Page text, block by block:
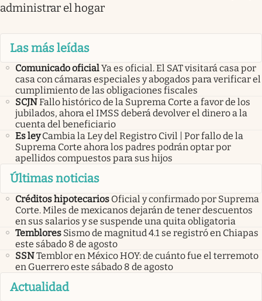
administrar el hogar
Las más leídas
Comunicado oficialYa es oficial. El SAT visitará casa por
casa con cámaras especiales y abogados para verificar el
cumplimiento de las obligaciones fiscales
SCJNFallo histórico de la Suprema Corte a favor de los
jubilados, ahora el IMSS deberá devolver el dinero a la
cuenta del beneficiario
Es ley Cambia la Ley del Registro Civil | Por fallo de la
Suprema Corte ahora los padres podrán optar por
apellidos compuestos para sus hijos
Últimas noticias
Créditos hipotecarios Oficial y confirmado por Suprema
Corte. Miles de mexicanos dejarán de tener descuentos
en sus salarios y se suspende una quita obligatoria
Temblores Sismo de magnitud 4.1 se registró en Chiapas
este sábado 8 de agosto
SSNTemblor en México HOY: de cuánto fue el terremoto
en Guerrero este sábado 8 de agosto
Actualidad